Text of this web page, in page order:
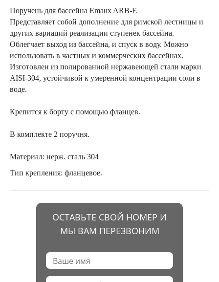
Поручень для бассейна Emaux ARB-F.
Представляет собой дополнение для римской лестницы и
других вариаций реализации ступенек бассейна.
Облегчает выход из бассейна, и спуск в воду. Можно
использовать в частных и коммерческих бассейнах.
Изготовлен из полированной нержавеющей стали марки
AISI-304, устойчивой к умеренной концентрации соли в
воде.
Крепится к борту с помощью фланцев.
В комплекте 2 поручня.
Материал: нерж. сталь 304
Тип крепления: фланцевое.
ОСТАВЬТЕ СВОЙ НОМЕР И
МЫ ВАМ ПЕРЕЗВОНИМ